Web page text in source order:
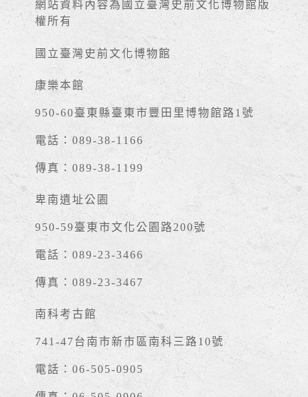
網站資料內容為國立臺灣史前文化博物館版
權所有
國立臺灣史前文化博物館
康樂本館
950-60臺東縣臺東市豐田里博物館路1號
電話：089-38-1166
傳真：089-38-1199
卑南遺址公園
950-59臺東市文化公園路200號
電話：089-23-3466
傳真：089-23-3467
南科考古館
741-47台南市新市區南科三路10號
電話：06-505-0905